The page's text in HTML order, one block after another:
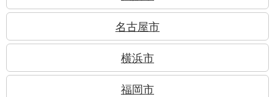
名古屋市
横浜市
福岡市